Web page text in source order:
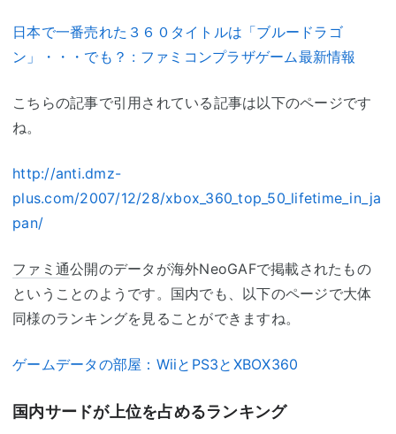
日本で一番売れた３６０タイトルは「ブルードラゴ
ン」・・・でも？ : ファミコンプラザゲーム最新情報
こちらの記事で引用されている記事は以下のページです
ね。
http://anti.dmz-
plus.com/2007/12/28/xbox_360_top_50_lifetime_in_ja
pan/
ファミ通公開のデータが海外NeoGAFで掲載されたもの
ということのようです。国内でも、以下のページで大体
同様のランキングを見ることができますね。
ゲームデータの部屋：WiiとPS3とXBOX360
国内サードが上位を占めるランキング